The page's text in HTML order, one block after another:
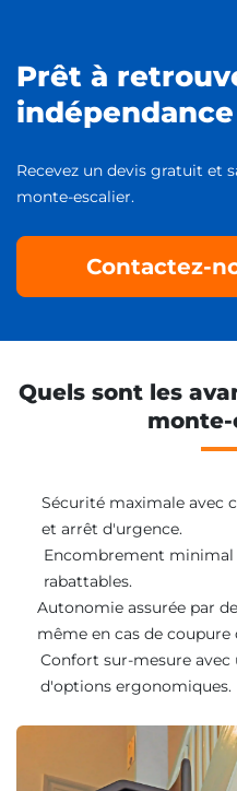
Prêt à
Recevez un devis gratuit et
monte-escalier.
Contactez-
Quels sont les
monte-
Sécurité maximale avec
et arrêt d'urgence.
Encombrement minimal
rabattables.
Autonomie assurée par
même en cas de coupure
Confort sur-mesure avec
d'options ergonomiques.